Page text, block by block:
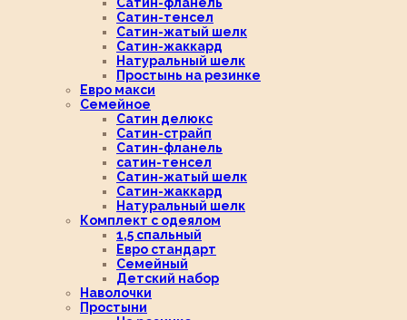
Сатин-тенсел
Сатин-жатый шелк
Сатин-жаккард
Натуральный шелк
Простынь на резинке
Евро макси
Семейное
Сатин делюкс
Сатин-страйп
Сатин-фланель
сатин-тенсел
Сатин-жатый шелк
Сатин-жаккард
Натуральный шелк
Комплект с одеялом
1,5 спальный
Евро стандарт
Семейный
Детский набор
Наволочки
Простыни